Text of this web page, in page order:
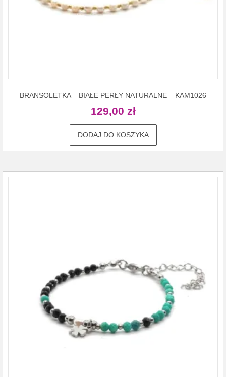
BRANSOLETKA – BIAŁE PERŁY NATURALNE – KAM1026
129,00 zł
DODAJ DO KOSZYKA